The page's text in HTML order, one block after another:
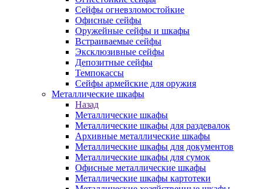
Сейфы огневзломостойкие
Офисные сейфы
Оружейные сейфы и шкафы
Встраиваемые сейфы
Эксклюзивные сейфы
Депозитные сейфы
Темпокассы
Сейфы армейские для оружия
Металлические шкафы
Назад
Металлические шкафы
Металлические шкафы для раздевалок
Архивные металлические шкафы
Металлические шкафы для документов
Металлические шкафы для сумок
Офисные металлические шкафы
Металлические шкафы картотеки